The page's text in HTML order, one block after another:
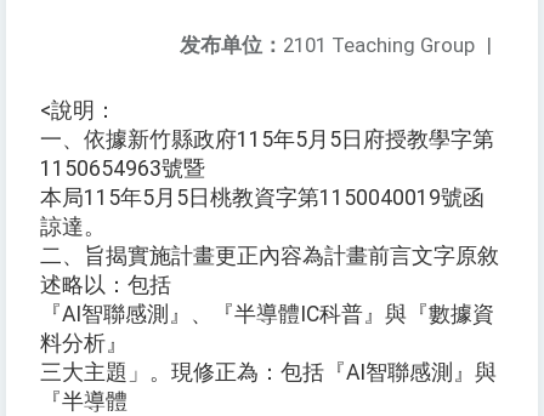
发布单位： 2101 Teaching Group |
<說明：
一、依據新竹縣政府115年5月5日府授教學字第
1150654963號暨
本局115年5月5日桃教資字第1150040019號函
諒達。
二、旨揭實施計畫更正內容為計畫前言文字原敘
述略以：包括
『AI智聯感測』、『半導體IC科普』與『數據資
料分析』
三大主題」。現修正為：包括『AI智聯感測』與
『半導體